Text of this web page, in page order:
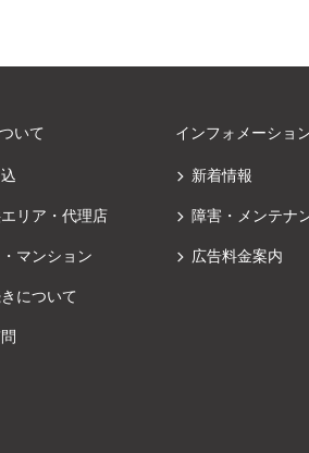
いて
リア・代理店
マンション
について
インフォメーショ
新着情報
障害・メンテナ
広告料金案内